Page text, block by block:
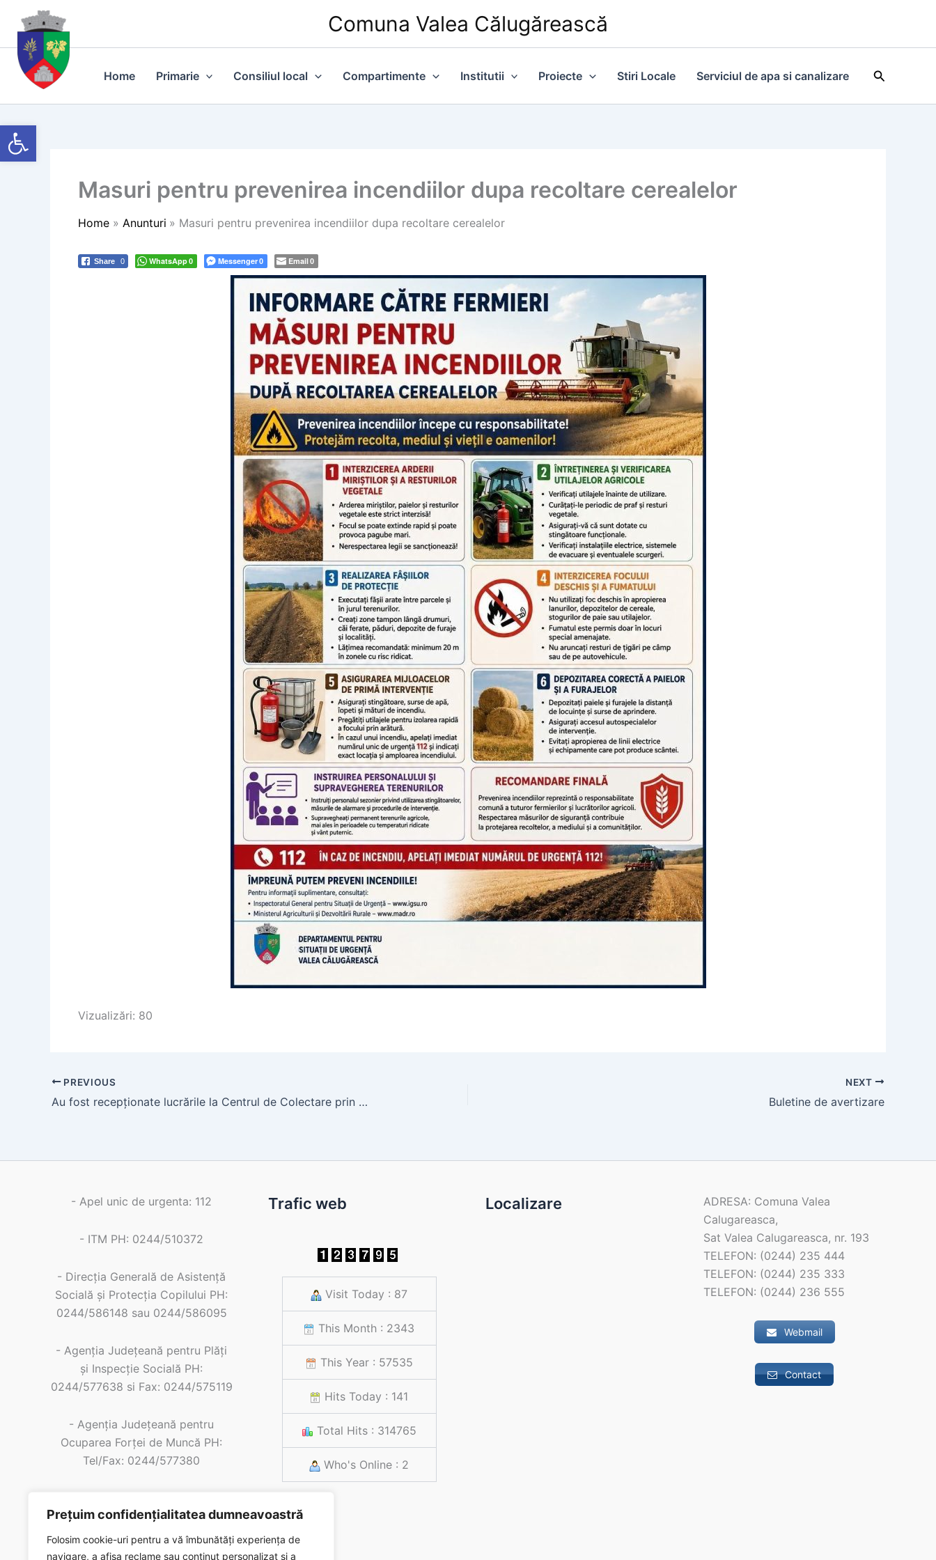
Deschide bara de unelte
Prețuim confidențialitatea dumneavoastră
Folosim cookie-uri pentru a vă îmbunătăți experiența de
navigare, a afișa reclame sau conținut personalizat și a
content
Comuna Valea Călugărească
Home Primarie Consiliul local Compartimente Institutii Proiecte Stiri Locale Serviciul de apa si canalizare Search
Masuri pentru prevenirea incendiilor dupa recoltare cerealelor
Home Anunturi Masuri pentru prevenirea incendiilor dupa recoltare cerealelor
Share 0 WhatsApp0 Messenger0 Email0
Vizualizări: 80
PREVIOUS
Au fost recepționate lucrările la Centrul de Colectare prin Aport Voluntar (𝗖𝗔𝗩)
NEXT
Buletine de avertizare
- Apel unic de urgenta: 112
- ITM PH: 0244/510372
- Direcția Generală de Asistență
Socială și Protecția Copilului PH:
0244/586148 sau 0244/586095
- Agenția Județeană pentru Plăți
și Inspecție Socială PH:
0244/577638 si Fax: 0244/575119
- Agenţia Judeţeană pentru
Ocuparea Forţei de Muncă PH:
Tel/Fax: 0244/577380
0244/577406
- SPCLEP Valea Calugareasca:
Trafic web
Visit Today : 87
This Month : 2343
This Year : 57535
Hits Today : 141
Total Hits : 314765
Who's Online : 2
Localizare
ADRESA: Comuna Valea
Calugareasca,
Sat Valea Calugareasca, nr. 193
TELEFON: (0244) 235 444
TELEFON: (0244) 235 333
TELEFON: (0244) 236 555
Webmail
Contact